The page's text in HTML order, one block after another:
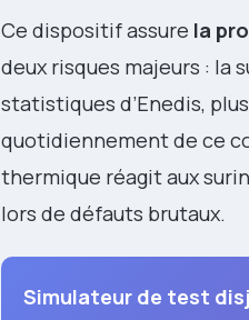
Ce dispositif assure la
deux risques majeurs :
statistiques d’Enedis,
quotidiennement de ce
thermique réagit aux
lors de défauts brutaux.
Simulateur de test